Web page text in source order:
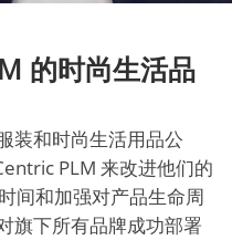
的时尚生活品
装和时尚生活用品公
PLM 来改进他们的
间和加强对产品生命周
旗下所有品牌成功部署